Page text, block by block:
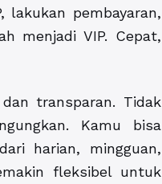
lakukan pembayaran,
menjadi VIP. Cepat,
transparan. Tidak
Kamu bisa
harian, mingguan,
fleksibel untuk